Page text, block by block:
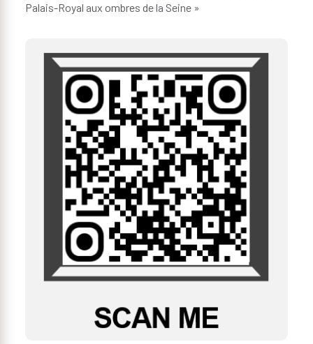
Palais-Royal aux ombres de la Seine »